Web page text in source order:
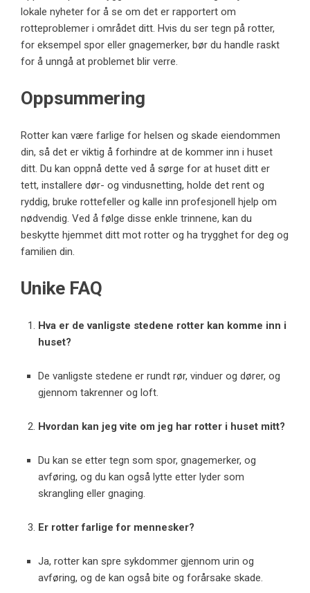
lokale nyheter for å se om det er rapportert om
rotteproblemer i området ditt. Hvis du ser tegn på rotter,
for eksempel spor eller gnagemerker, bør du handle raskt
for å unngå at problemet blir verre.
Oppsummering
Rotter kan være farlige for helsen og skade eiendommen
din, så det er viktig å forhindre at de kommer inn i huset
ditt. Du kan oppnå dette ved å sørge for at huset ditt er
tett, installere dør- og vindusnetting, holde det rent og
ryddig, bruke rottefeller og kalle inn profesjonell hjelp om
nødvendig. Ved å følge disse enkle trinnene, kan du
beskytte hjemmet ditt mot rotter og ha trygghet for deg og
familien din.
Unike FAQ
Hva er de vanligste stedene rotter kan komme inn i
huset?
De vanligste stedene er rundt rør, vinduer og dører, og
gjennom takrenner og loft.
Hvordan kan jeg vite om jeg har rotter i huset mitt?
Du kan se etter tegn som spor, gnagemerker, og
avføring, og du kan også lytte etter lyder som
skrangling eller gnaging.
Er rotter farlige for mennesker?
Ja, rotter kan spre sykdommer gjennom urin og
avføring, og de kan også bite og forårsake skade.